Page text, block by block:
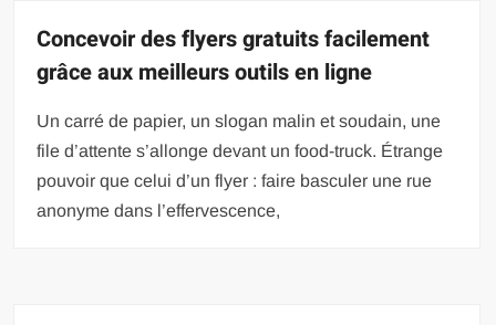
Concevoir des flyers gratuits facilement
grâce aux meilleurs outils en ligne
Un carré de papier, un slogan malin et soudain, une
file d’attente s’allonge devant un food-truck. Étrange
pouvoir que celui d’un flyer : faire basculer une rue
anonyme dans l’effervescence,